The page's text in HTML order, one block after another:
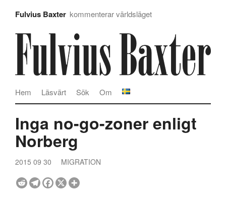
Fulvius Baxter kommenterar världsläget
Om
Sök
Läsvärt
Hem
Inga no-go-zoner enligt
Norberg
2015 09 30 MIGRATION